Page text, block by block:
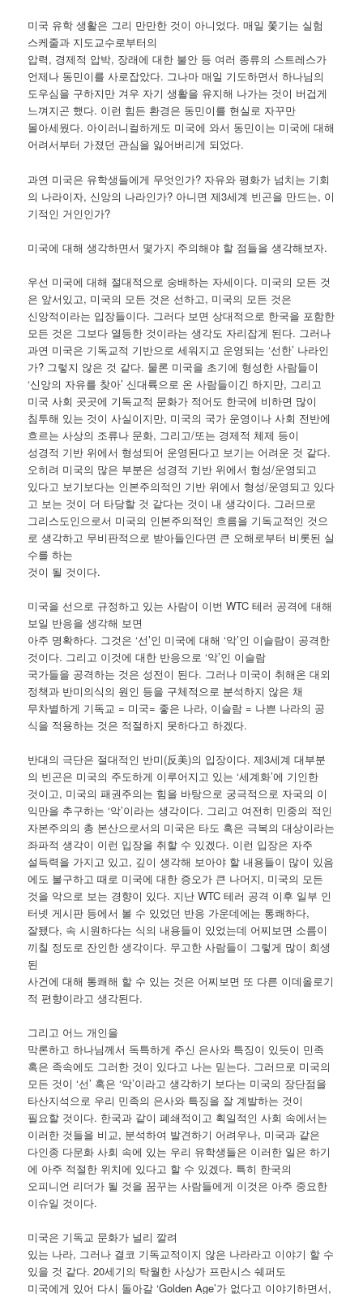
미국 유학 생활은 그리 만만한 것이 아니었다. 매일 쫓기는 실험
스케줄과 지도교수로부터의
압력, 경제적 압박, 장래에 대한 불안 등 여러 종류의 스트레스가
언제나 동민이를 사로잡았다. 그나마 매일 기도하면서 하나님의
도우심을 구하지만 겨우 자기 생활을 유지해 나가는 것이 버겁게
느껴지곤 했다. 이런 힘든 환경은 동민이를 현실로 자꾸만
몰아세웠다. 아이러니컬하게도 미국에 와서 동민이는 미국에 대해
어려서부터 가졌던 관심을 잃어버리게 되었다.
과연 미국은 유학생들에게 무엇인가? 자유와 평화가 넘치는 기회
의 나라이자, 신앙의 나라인가? 아니면 제3세계 빈곤을 만드는, 이
기적인 거인인가?
미국에 대해 생각하면서 몇가지 주의해야 할 점들을 생각해보자.
우선 미국에 대해 절대적으로 숭배하는 자세이다. 미국의 모든 것
은 앞서있고, 미국의 모든 것은 선하고, 미국의 모든 것은
신앙적이라는 입장들이다. 그러다 보면 상대적으로 한국을 포함한
모든 것은 그보다 열등한 것이라는 생각도 자리잡게 된다. 그러나
과연 미국은 기독교적 기반으로 세워지고 운영되는 ‘선한’ 나라인
가? 그렇지 않은 것 같다. 물론 미국을 초기에 형성한 사람들이
‘신앙의 자유를 찾아’ 신대륙으로 온 사람들이긴 하지만, 그리고
미국 사회 곳곳에 기독교적 문화가 적어도 한국에 비하면 많이
침투해 있는 것이 사실이지만, 미국의 국가 운영이나 사회 전반에
흐르는 사상의 조류나 문화, 그리고/또는 경제적 체제 등이
성경적 기반 위에서 형성되어 운영된다고 보기는 어려운 것 같다.
오히려 미국의 많은 부분은 성경적 기반 위에서 형성/운영되고
있다고 보기보다는 인본주의적인 기반 위에서 형성/운영되고 있다
고 보는 것이 더 타당할 것 같다는 것이 내 생각이다. 그러므로
그리스도인으로서 미국의 인본주의적인 흐름을 기독교적인 것으
로 생각하고 무비판적으로 받아들인다면 큰 오해로부터 비롯된 실
수를 하는
것이 될 것이다.
미국을 선으로 규정하고 있는 사람이 이번 WTC 테러 공격에 대해
보일 반응을 생각해 보면
아주 명확하다. 그것은 ‘선’인 미국에 대해 ‘악’인 이슬람이 공격한
것이다. 그리고 이것에 대한 반응으로 ‘악’인 이슬람
국가들을 공격하는 것은 성전이 된다. 그러나 미국이 취해온 대외
정책과 반미의식의 원인 등을 구체적으로 분석하지 않은 채
무차별하게 기독교 = 미국= 좋은 나라, 이슬람 = 나쁜 나라의 공
식을 적용하는 것은 적절하지 못하다고 하겠다.
반대의 극단은 절대적인 반미(反美)의 입장이다. 제3세계 대부분
의 빈곤은 미국의 주도하게 이루어지고 있는 ‘세계화’에 기인한
것이고, 미국의 패권주의는 힘을 바탕으로 궁극적으로 자국의 이
익만을 추구하는 ‘악’이라는 생각이다. 그리고 여전히 민중의 적인
자본주의의 총 본산으로서의 미국은 타도 혹은 극복의 대상이라는
좌파적 생각이 이런 입장을 취할 수 있겠다. 이런 입장은 자주
설득력을 가지고 있고, 깊이 생각해 보아야 할 내용들이 많이 있음
에도 불구하고 때로 미국에 대한 증오가 큰 나머지, 미국의 모든
것을 악으로 보는 경향이 있다. 지난 WTC 테러 공격 이후 일부 인
터넷 게시판 등에서 볼 수 있었던 반응 가운데에는 통쾌하다,
잘됐다, 속 시원하다는 식의 내용들이 있었는데 어찌보면 소름이
끼칠 정도로 잔인한 생각이다. 무고한 사람들이 그렇게 많이 희생
된
사건에 대해 통쾌해 할 수 있는 것은 어찌보면 또 다른 이데올로기
적 편향이라고 생각된다.
그리고 어느 개인을
막론하고 하나님께서 독특하게 주신 은사와 특징이 있듯이 민족
혹은 족속에도 그러한 것이 있다고 나는 믿는다. 그러므로 미국의
모든 것이 ‘선’ 혹은 ‘악’이라고 생각하기 보다는 미국의 장단점을
타산지석으로 우리 민족의 은사와 특징을 잘 계발하는 것이
필요할 것이다. 한국과 같이 폐쇄적이고 획일적인 사회 속에서는
이러한 것들을 비교, 분석하여 발견하기 어려우나, 미국과 같은
다인종 다문화 사회 속에 있는 우리 유학생들은 이러한 일은 하기
에 아주 적절한 위치에 있다고 할 수 있겠다. 특히 한국의
오피니언 리더가 될 것을 꿈꾸는 사람들에게 이것은 아주 중요한
이슈일 것이다.
미국은 기독교 문화가 널리 깔려
있는 나라, 그러나 결코 기독교적이지 않은 나라라고 이야기 할 수
있을 것 같다. 20세기의 탁월한 사상가 프란시스 쉐퍼도
미국에게 있어 다시 돌아갈 ‘Golden Age’가 없다고 이야기하면서,